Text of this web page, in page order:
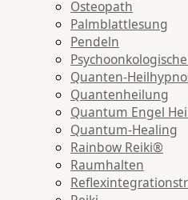
Osteopath
Palmblattlesung
Pendeln
Quanten-
Quantenheilung
Quantum Engel
Quantum-Healing
Rainbow Reiki®
Raumhalten